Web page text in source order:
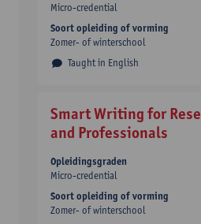
Taught in English
Micro-credential
Soort opleiding of vorming
Zomer- of winterschool
Smart Writing for
and Professionals
Opleidingsgraden
Micro-credential
Soort opleiding of vorming
Zomer- of winterschool